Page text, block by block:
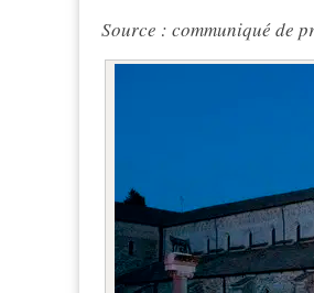
Source : communiqué de